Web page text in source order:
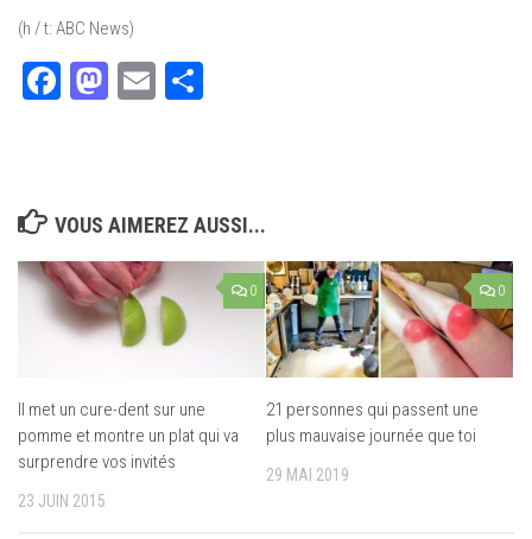
(h / t: ABC News)
Facebook
Mastodon
Email
VOUS AIMEREZ AUSSI...
0
Il met un cure-dent sur une
pomme et montre un plat qui va
surprendre vos invités
23 JUIN 2015
0
21 personnes qui passent une
plus mauvaise journée que toi
29 MAI 2019